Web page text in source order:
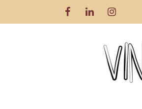
Se rendre au contenu